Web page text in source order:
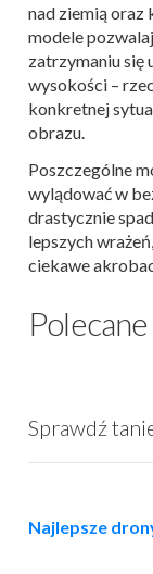
nad ziemią oraz
modele
zatrzymaniu się
wysokości –
konkretnej
obrazu.
Poszczególne
wylądować w
drastycznie
lepszych
ciekawe
Sprawdź
Najlepsze